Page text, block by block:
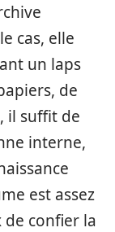
cas, elle
un laps
de
il suffit de
interne,
est assez
de confier la